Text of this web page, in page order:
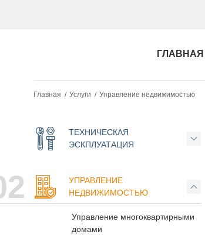
ГЛАВНАЯ
Главная / Услуги / Управление недвижимостью
ТЕХНИЧЕСКАЯ
ЭСКПЛУАТАЦИЯ
УПРАВЛЕНИЕ
НЕДВИЖИМОСТЬЮ
Управление многоквартирными
домами